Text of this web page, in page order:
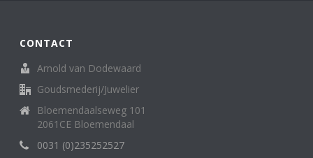
CONTACT
Arnold van Dodewaard
Goudsmederij/Juwelier
Bloemendaalseweg 101
2061CE Bloemendaal
0031 (0)235252527